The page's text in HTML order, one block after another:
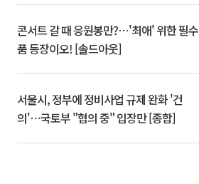
콘서트 갈 때 응원봉만?⋯'최애' 위한 필수
품 등장이오! [솔드아웃]
서울시, 정부에 정비사업 규제 완화 '건
의'⋯국토부 "협의 중" 입장만 [종합]